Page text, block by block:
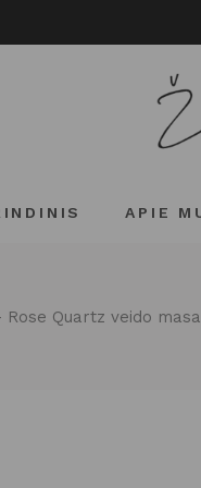
APIE
Rose Quartz veido